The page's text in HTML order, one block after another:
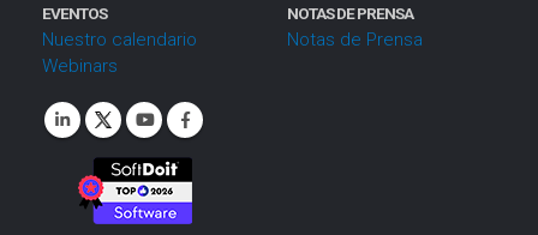
EVENTOS
Nuestro calendario
Webinars
NOTAS DE PRENSA
Notas de Prensa